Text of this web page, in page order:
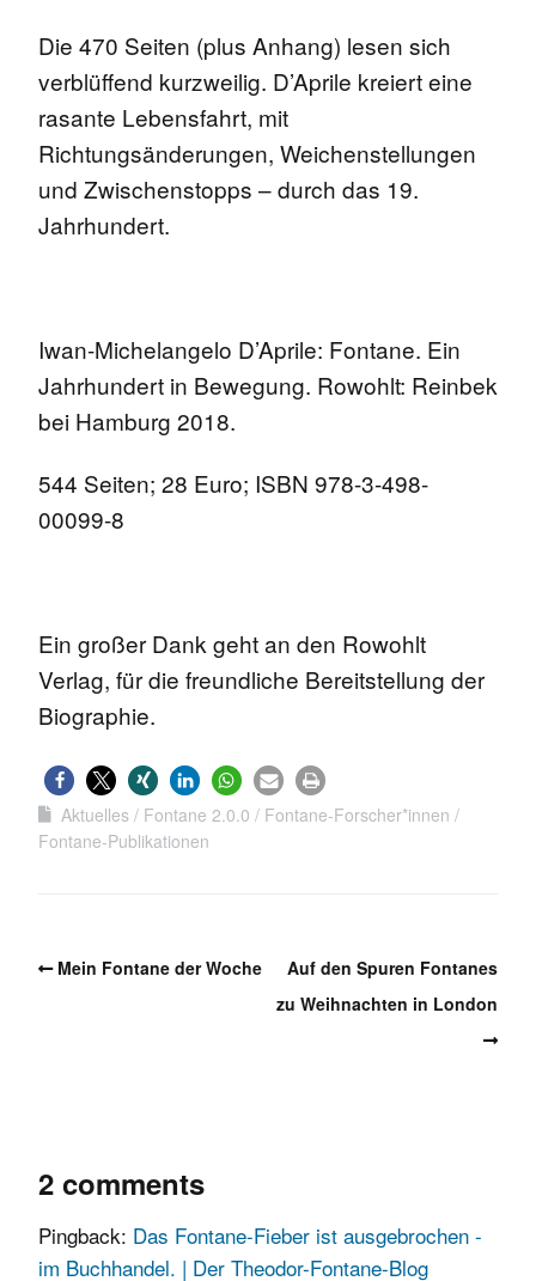
Die 470 Seiten (plus Anhang) lesen sich
verblüffend kurzweilig. D’Aprile kreiert eine
rasante Lebensfahrt, mit
Richtungsänderungen, Weichenstellungen
und Zwischenstopps – durch das 19.
Jahrhundert.
Iwan-Michelangelo D’Aprile: Fontane. Ein
Jahrhundert in Bewegung. Rowohlt: Reinbek
bei Hamburg 2018.
544 Seiten; 28 Euro; ISBN 978-3-498-
00099-8
Ein großer Dank geht an den Rowohlt
Verlag, für die freundliche Bereitstellung der
Biographie.
Aktuelles Fontane 2.0.0
Fontane-Forscher*innen
Fontane-Publikationen
Mein Fontane der Woche
Auf den Spuren Fontanes
zu Weihnachten in London
2 comments
Pingback: Das Fontane-Fieber ist ausgebrochen -
im Buchhandel. | Der Theodor-Fontane-Blog